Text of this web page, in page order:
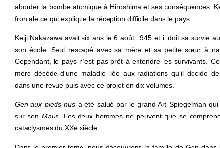
aborder la bombe atomique à Hiroshima et ses conséquences.
frontale ce qui explique la réception difficile dans le pays.
Keiji Nakazawa avait six ans le 6 août 1945 et il doit sa survie
son école. Seul rescapé avec sa mère et sa petite sœur à
Cependant, le pays n’est pas prêt à entendre les survivants.
mère décède d’une maladie liée aux radiations qu’il décide de
dans une revue puis avec ce projet en dix volumes.
Gen aux pieds nus a été salué par le grand Art Spiegelman
sur son Maus. Les deux hommes ne peuvent que se
cataclysmes du XXe siècle.